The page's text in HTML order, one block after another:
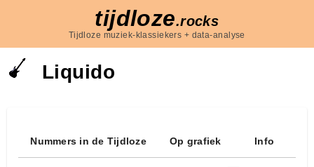
tijdloze.rocks
Tijdloze muziek-klassiekers + data-analyse
Liquido
Nummers in de Tijdloze Op grafiek Info